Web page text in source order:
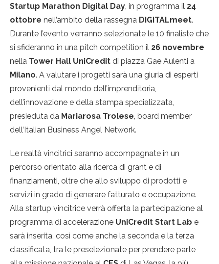
Startup Marathon Digital Day , in programma il 24
ottobre nell’ambito della rassegna DIGITALmeet.
Durante l’evento verranno selezionate le 10 finaliste che
si sfideranno in una pitch competition il 26 novembre
nella Tower Hall UniCredit di piazza Gae Aulenti a
Milano. A valutare i progetti sarà una giuria di esperti
provenienti dal mondo dell’imprenditoria,
dell’innovazione e della stampa specializzata,
presieduta da Mariarosa Trolese , board member
dell’Italian Business Angel Network.
Le realtà vincitrici saranno accompagnate in un
percorso orientato alla ricerca di grant e di
finanziamenti, oltre che allo sviluppo di prodotti e
servizi in grado di generare fatturato e occupazione.
Alla startup vincitrice verrà offerta la partecipazione al
programma di accelerazione UniCredit Start Lab e
sarà inserita, così come anche la seconda e la terza
classificata, tra le preselezionate per prendere parte